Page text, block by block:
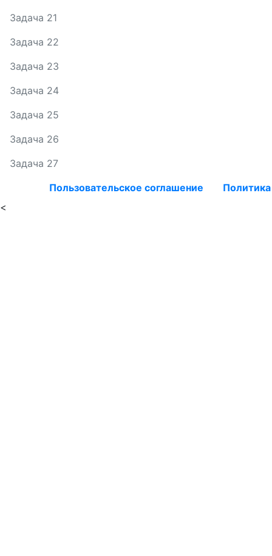
Задача 21
Задача 22
Задача 23
Задача 24
Задача 25
Задача 26
Задача 27
Пользовательское соглашение
<